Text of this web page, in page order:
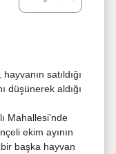
satıldığı
düşünerek aldığı
Mahallesi’nde
ekim ayının
başka hayvan